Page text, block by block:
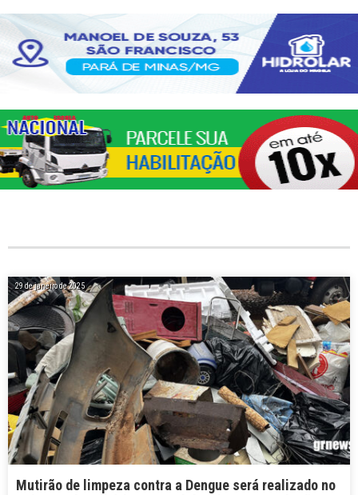
29 de janeiro de 2025
Mutirão de limpeza contra a Dengue será realizado no